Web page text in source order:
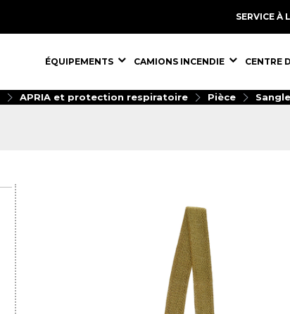
SERVICE À
ÉQUIPEMENTS,
ÉQUIPEMENTS ÉQUIPEMENTS,
CAMIONS INCENDIE CENTRE
APRIA et protection respiratoire Pièce